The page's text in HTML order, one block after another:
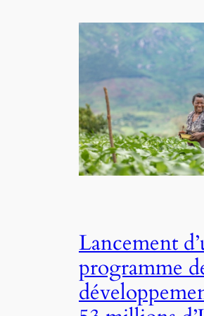
Lancement
programme